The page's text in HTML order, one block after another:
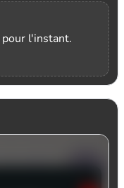
l'instant.